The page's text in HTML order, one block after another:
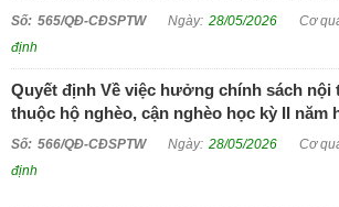
565/QĐ-CĐSPTW 28/05/2026
định
Quyết định Về việc hưởng chính sách
thuộc hộ nghèo, cận nghèo học kỳ II năm
566/QĐ-CĐSPTW 28/05/2026
định